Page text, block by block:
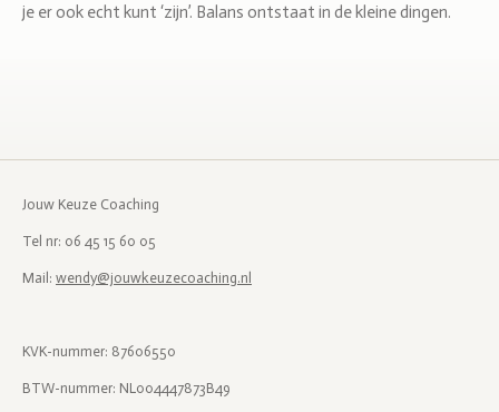
je er ook echt kunt ‘zijn’. Balans ontstaat in de kleine dingen.
Jouw Keuze Coaching
Tel nr: 06 45 15 60 05
Mail: wendy@jouwkeuzecoaching.nl
KVK-nummer: 87606550
BTW-nummer: NL004447873B49